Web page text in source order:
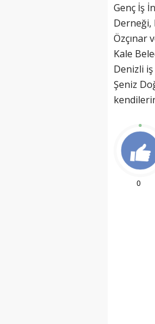
Genç İş
Derneği,
Özçınar
Kale
Denizli
Şeniz
0